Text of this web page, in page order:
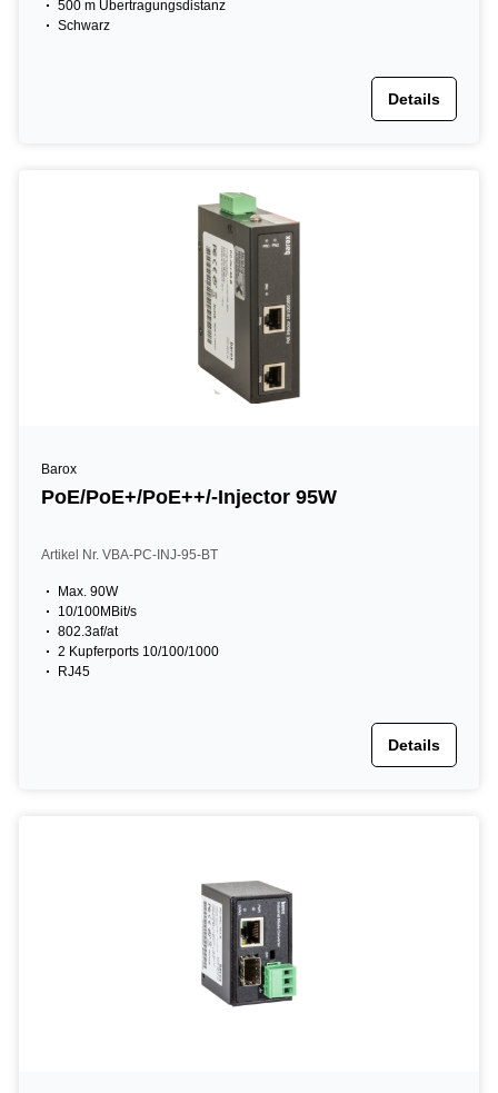
500 m Übertragungsdistanz
Schwarz
Details
Barox
PoE/PoE+/PoE++/-Injector 95W
Artikel Nr. VBA-PC-INJ-95-BT
Max. 90W
10/100MBit/s
802.3af/at
2 Kupferports 10/100/1000
RJ45
Details